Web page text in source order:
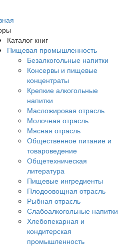
Каталог книг
Пищевая промышленность
Безалкогольные напитки
Консервы и пищевые
концентраты
Крепкие алкогольные
напитки
Масложировая отрасль
Молочная отрасль
Мясная отрасль
Общественное питание и
товароведение
Общетехническая
литература
Пищевые ингредиенты
Плодоовощная отрасль
Рыбная отрасль
Слабоалкогольные напитки
Хлебопекарная и
кондитерская
промышленность